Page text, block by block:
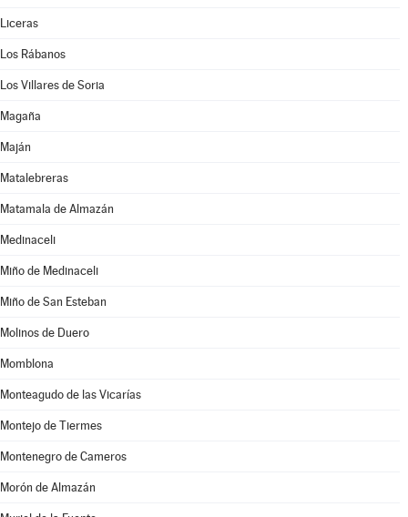
Liceras
Los Rábanos
Los Villares de Soria
Magaña
Maján
Matalebreras
Matamala de Almazán
Medinaceli
Miño de Medinaceli
Miño de San Esteban
Molinos de Duero
Momblona
Monteagudo de las Vicarías
Montejo de Tiermes
Montenegro de Cameros
Morón de Almazán